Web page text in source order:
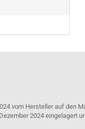
vom Hersteller auf den
2024 eingelagert